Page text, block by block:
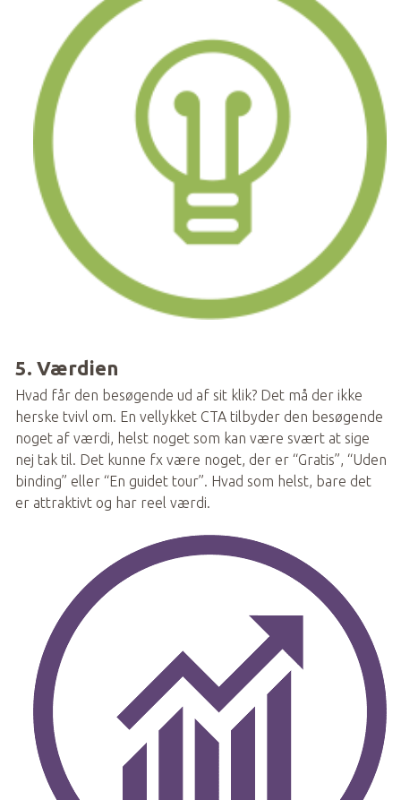
5. Værdien
Hvad får den besøgende ud af sit klik? Det må der ikke
herske tvivl om. En vellykket CTA tilbyder den besøgende
noget af værdi, helst noget som kan være svært at sige
nej tak til. Det kunne fx være noget, der er “Gratis”, “Uden
binding” eller “En guidet tour”. Hvad som helst, bare det
er attraktivt og har reel værdi.